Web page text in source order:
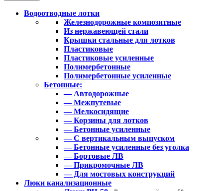
Водоотводные лотки
Железнодорожные композитные
Из нержавеющей стали
Крышки стальные для лотков
Пластиковые
Пластиковые усиленные
Полимербетонные
Полимербетонные усиленные
Бетонные:
— Автодорожные
— Межпутевые
— Мелкосидящие
— Корзины для лотков
— Бетонные усиленные
— С вертикальным выпуском
— Бетонные усиленные без уголка
— Бортовые ЛВ
— Прикромочные ЛВ
— Для мостовых конструкций
Люки канализационные